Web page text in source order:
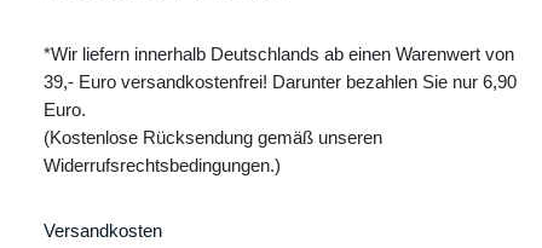
*Wir liefern innerhalb Deutschlands ab einen Warenwert von
39,- Euro versandkostenfrei! Darunter bezahlen Sie nur 6,90
Euro.
(Kostenlose Rücksendung gemäß unseren
Widerrufsrechtsbedingungen.)
Versandkosten